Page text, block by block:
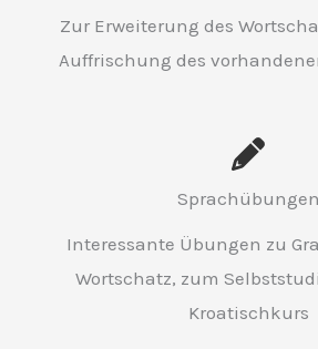
Zur Erweiterung des
Auffrischung des
Sprachübungen
Interessante Übungen zu
Wortschatz, zum
Kroatischkurs